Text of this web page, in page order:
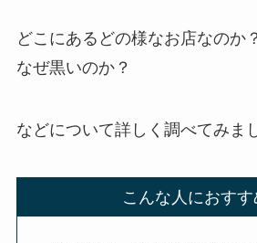
どこにあるどの様なお店なのか？
なぜ黒いのか？
などについて詳しく調べてみま
こんな人におすす